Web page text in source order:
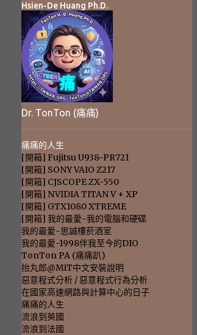
Hsien-De Huang Ph.D.
Dr. TonTon (痛痛)
痛痛的人生
[開箱] Fujitsu U938-PR721
[開箱] SONY VAIO Z217
[開箱] CJSCOPE ZX-550
[開箱] NVIDIA TITAN V + XP
[開箱] GTX1080 XTREME
[開箱] 我的最愛-我的電腦和硬碟
我的最愛-思誠樓菸酒室
我的最愛-1998伴我至今的DIO
TonTon PA (痛痛趴)
抬丸郎@MiT中文安裝說明
惡意程式分析 / 惡意程式行為分析
在國家高速網路與計算中心的日子
痛痛的人生
流浪到英國
流浪到法國